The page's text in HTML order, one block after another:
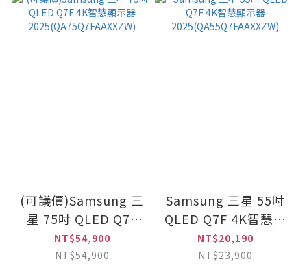
(可議價)Samsung 三
星 75吋 QLED Q7F
4K智慧顯示器
2025(QA75Q7FAAXXZW)
NT$54,900
NT$54,900
Samsung 三星 55吋
QLED Q7F 4K智慧顯
示器
2025(QA55Q7FAAXXZW)
NT$20,190
NT$23,900